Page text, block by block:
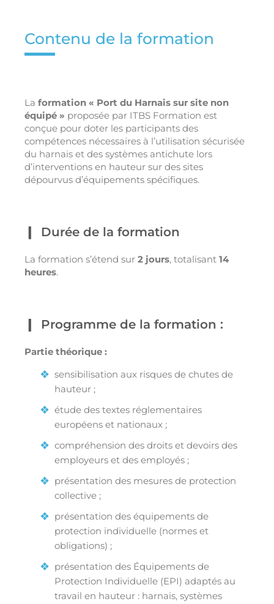
Contenu de la formation
La formation « Port du Harnais sur site non
équipé » proposée par ITBS Formation est
conçue pour doter les participants des
compétences nécessaires à l’utilisation sécurisée
du harnais et des systèmes antichute lors
d’interventions en hauteur sur des sites
dépourvus d’équipements spécifiques.
Durée de la formation
La formation s’étend sur 2 jours, totalisant 14
heures.
Programme de la formation :
Partie théorique :
sensibilisation aux risques de chutes de
hauteur ;
étude des textes réglementaires
européens et nationaux ;
compréhension des droits et devoirs des
employeurs et des employés ;
présentation des mesures de protection
collective ;
présentation des équipements de
protection individuelle (normes et
obligations) ;
présentation des Équipements de
Protection Individuelle (EPI) adaptés au
travail en hauteur : harnais, systèmes